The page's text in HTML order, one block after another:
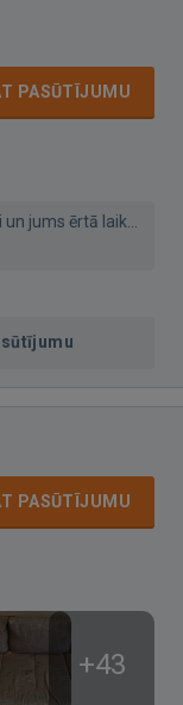
PASŪTĪJUMU
jums ērtā laik...
PASŪTĪJUMU
+43